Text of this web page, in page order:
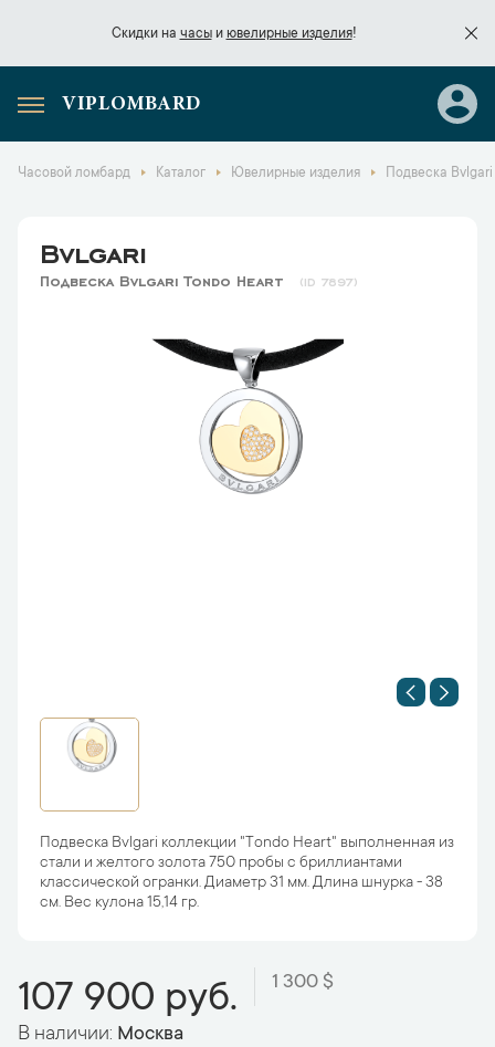
Скидки на часыи ювелирные изделия!
Скидки начасы
VIPLOMBARD
Часовой ломбард Каталог Ювелирные изделия Подвеска
Bvlgari
Подвеска Bvlgari Tondo Heart 7897
Подвеска Bvlgari коллекции "Tondo Heart" выполненная из
стали и желтого золота 750 пробы c бриллиантами
классической огранки. Диаметр 31 мм. Длина шнурка - 38
см. Вес кулона 15,14 гр.
107 900 руб. 1 300 $
В наличии: Москва